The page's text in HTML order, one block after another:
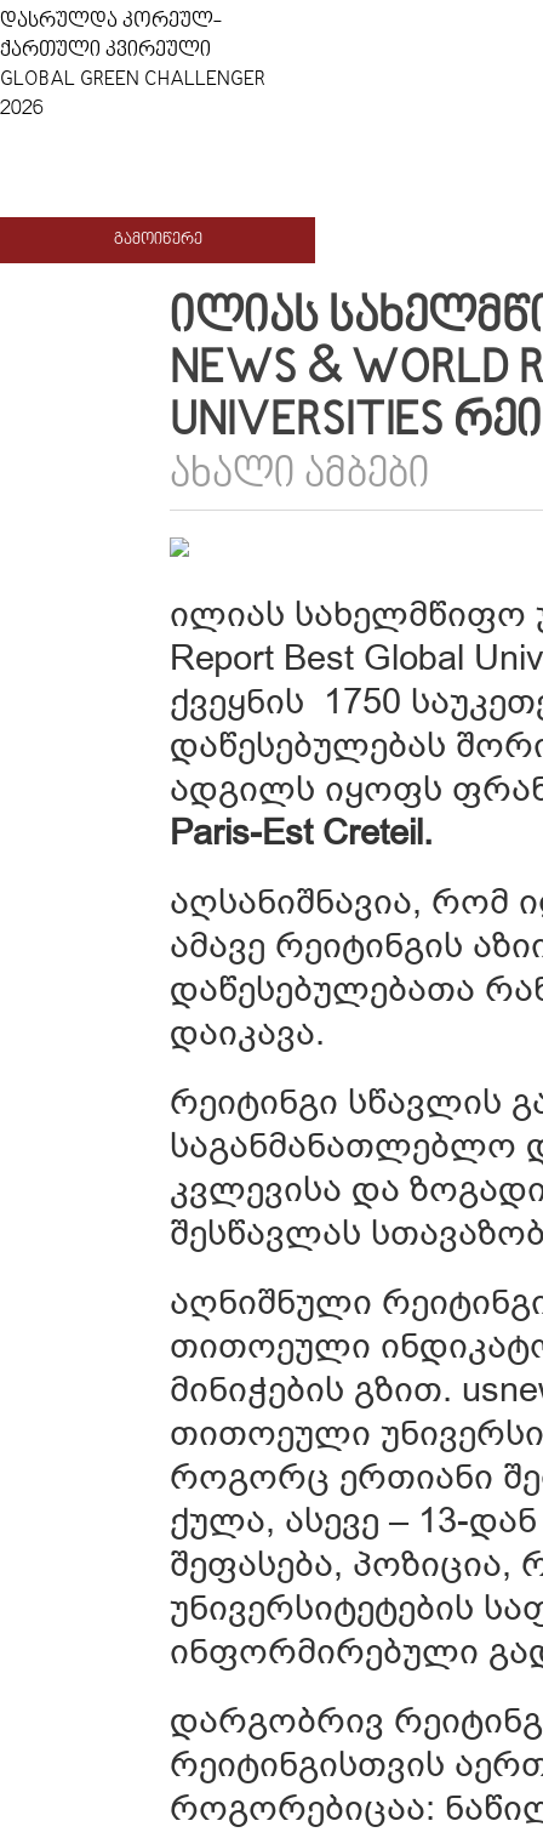
ᲓᲐᲡᲠᲣᲚᲓᲐ ᲙᲝᲠᲔᲣᲚ-
ᲥᲐᲠᲗᲣᲚᲘ ᲙᲕᲘᲠᲔᲣᲚᲘ
GLOBAL GREEN CHALLENGER
2026
ᲒᲐᲛᲝᲘᲬᲔᲠᲔ
ᲘᲚᲘᲐᲡ
NEWS & WORLD
UNIVERSITIES
ᲐᲮᲐᲚᲘ ᲐᲛᲑᲔᲑᲘ
ილიას სახელმწიფო
Report Best Global
ქვეყნის 1750
დაწესებულებას
ადგილს იყოფს
Paris-Est Creteil.
აღსანიშნავია, რომ
ამავე რეიტინგის
დაწესებულებათა
დაიკავა.
რეიტინგი სწავლის
საგანმანათლებლო
კვლევისა და
შესწავლას
აღნიშნული
თითოეული
მინიჭების გზით.
თითოეული
როგორც ერთიანი
ქულა, ასევე – 13-
შეფასება, პოზიცია,
უნივერსიტეტების
ინფორმირებული
დარგობრივ
რეიტინგისთვის
როგორებიცაა: